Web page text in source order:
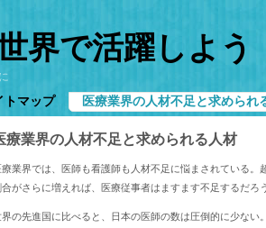
界で活躍しよう
トマップ 医療業界の人材不足と求められ
療業界の人材不足と求められる人材
療業界では、医師も看護師も人材不足に悩まされている
合がさらに増えれば、医療従事者はますます不足するだろ
界の先進国に比べると、日本の医師の数は圧倒的に少な